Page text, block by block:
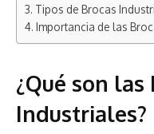
Tipos de Brocas
Importancia de las
¿Qué son las
Industriales?